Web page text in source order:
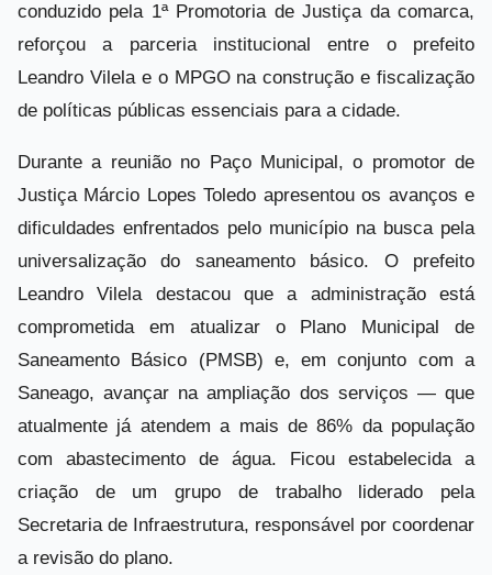
conduzido pela 1ª Promotoria de Justiça da comarca,
reforçou a parceria institucional entre o prefeito
Leandro Vilela e o MPGO na construção e fiscalização
de políticas públicas essenciais para a cidade.
Durante a reunião no Paço Municipal, o promotor de
Justiça Márcio Lopes Toledo apresentou os avanços e
dificuldades enfrentados pelo município na busca pela
universalização do saneamento básico. O prefeito
Leandro Vilela destacou que a administração está
comprometida em atualizar o Plano Municipal de
Saneamento Básico (PMSB) e, em conjunto com a
Saneago, avançar na ampliação dos serviços — que
atualmente já atendem a mais de 86% da população
com abastecimento de água. Ficou estabelecida a
criação de um grupo de trabalho liderado pela
Secretaria de Infraestrutura, responsável por coordenar
a revisão do plano.